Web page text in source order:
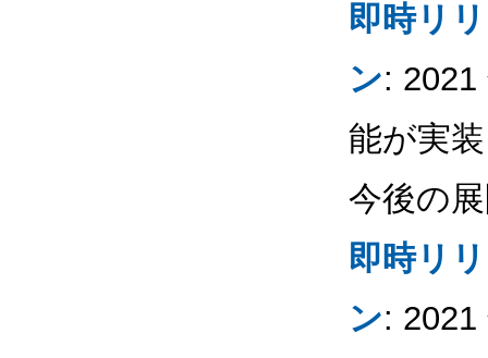
即時リ
ン:
能が実
今後の
即時リ
ン: